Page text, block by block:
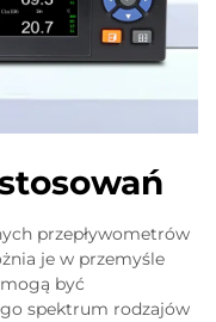
przepływometrów
je w przemyśle
być
spektrum rodzajów